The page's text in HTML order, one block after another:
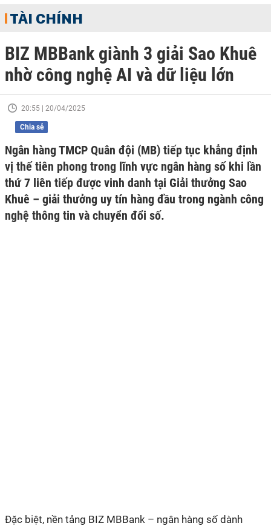
TÀI CHÍNH
BIZ MBBank giành 3 giải Sao Khuê
nhờ công nghệ AI và dữ liệu lớn
20:55 | 20/04/2025
Chia sẻ
Ngân hàng TMCP Quân đội (MB) tiếp tục khẳng định
vị thế tiên phong trong lĩnh vực ngân hàng số khi lần
thứ 7 liên tiếp được vinh danh tại Giải thưởng Sao
Khuê – giải thưởng uy tín hàng đầu trong ngành công
nghệ thông tin và chuyển đổi số.
Đặc biệt, nền tảng BIZ MBBank – ngân hàng số dành